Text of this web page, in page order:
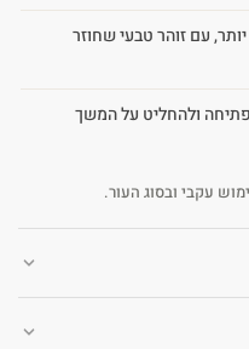
עם זוהר טבעי שחוזר
ולהחליט על המשך
עקבי ובסוג העור.